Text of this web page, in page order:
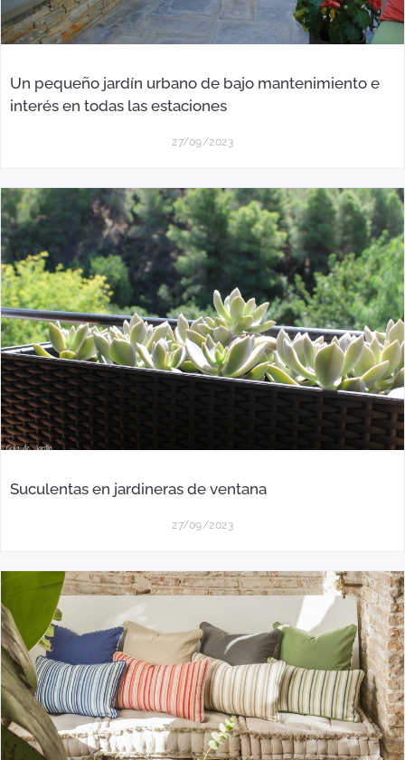
Un pequeño jardín urbano de bajo mantenimiento e
interés en todas las estaciones
27/09/2023
Suculentas en jardineras de ventana
27/09/2023